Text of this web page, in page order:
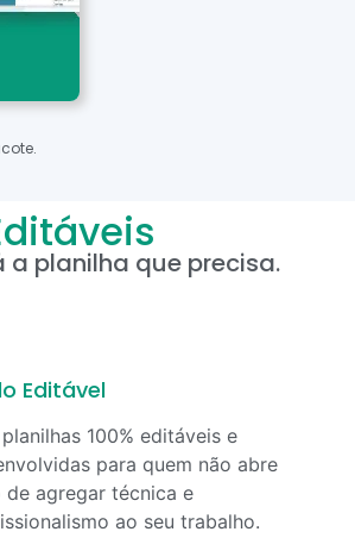
planilha que precisa.
Editável
100% editáveis e
para quem não abre
de agregar técnica e
ao seu trabalho.